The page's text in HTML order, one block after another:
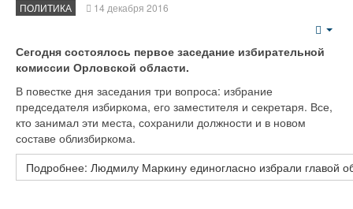
ПОЛИТИКА 14 декабря 2016
Сегодня состоялось первое заседание избирательной
комиссии Орловской области.
В повестке дня заседания три вопроса: избрание
председателя избиркома, его заместителя и секретаря. Все,
кто занимал эти места, сохранили должности и в новом
составе облизбиркома.
Подробнее: Людмилу Маркину единогласно избрали главой